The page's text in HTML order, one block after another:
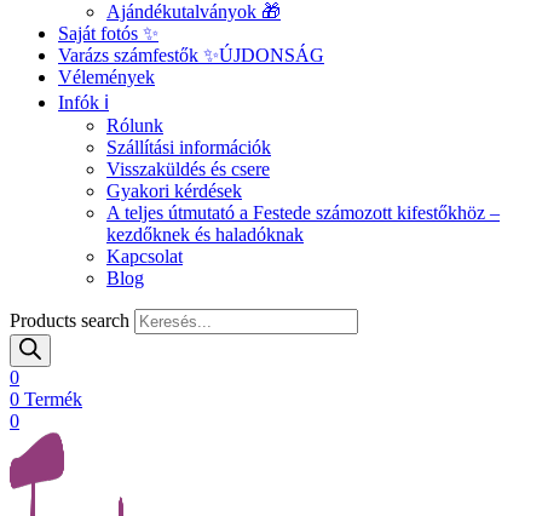
Ajándékutalványok 🎁
Saját fotós ✨
Varázs számfestők ✨ÚJDONSÁG
Vélemények
Infók ℹ️
Rólunk
Szállítási információk
Visszaküldés és csere
Gyakori kérdések
A teljes útmutató a Festede számozott kifestőkhöz –
kezdőknek és haladóknak
Kapcsolat
Blog
Products search
0
0 Termék
0